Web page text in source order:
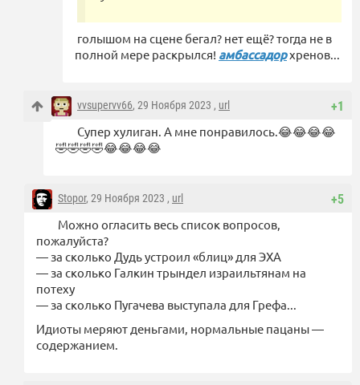
голышом на сцене бегал? нет ещё? тогда не в
полной мере раскрылся! амбассадорхренов...
+1
vvsupervv66, 29 Ноября 2023 , url
Супер хулиган. А мне понравилось.😂😂😂😂
🤣🤣🤣🤣😂😂😂😂
+5
Stopor, 29 Ноября 2023 , url
Можно огласить весь список вопросов,
пожалуйста?
— за сколько Дудь устроил «блиц» для ЭХА
— за сколько Галкин трындел израильтянам на
потеху
— за сколько Пугачева выступала для Грефа...
Идиоты меряют деньгами, нормальные пацаны —
содержанием.